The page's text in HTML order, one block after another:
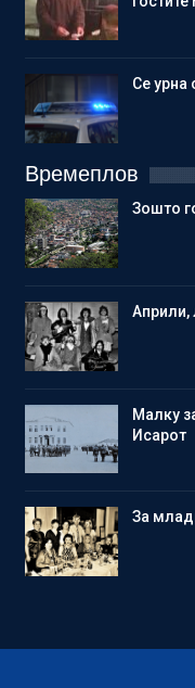
Се урна
Времеплов
Зошто
Aприли,
Малку
Исарот
Зa